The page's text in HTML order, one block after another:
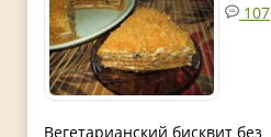
107
Вегетарианский бисквит без